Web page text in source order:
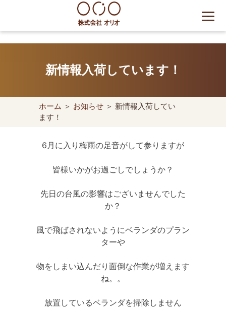
content
世田谷区の相続・空き家・借
却・買取は株式会社Orio
新情報入荷しています！
ホーム ＞ お知らせ ＞ 新情報入荷してい
ます！
6月に入り梅雨の足音がして参りますが
皆様いかがお過ごしでしょうか？
先日の台風の影響はございませんでした
か？
風で飛ばされないようにベランダのプラン
ターや
物をしまい込んだり面倒な作業が増えます
ね。。
放置しているベランダを掃除しません